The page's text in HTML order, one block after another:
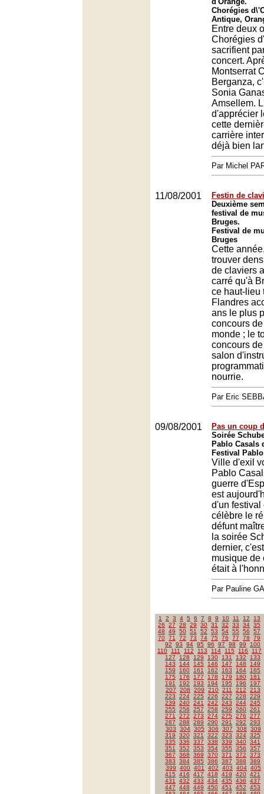
Chorégies
Antique,
Entre deux
Chorégies
sacrifient
concert.
Montserrat
Berganza,
Sonia
Amsellem.
d'apprécier
cette
carrière
déjà bien
Par Michel
11/08/2001
Festin de
Deuxième
festival de
Bruges.
Festival de
Bruges
Cette
trouver
de claviers
carré qu'à
ce haut-lieu
Flandres
ans le plus
concours
monde ; le
concours
salon
nourrie.
Par Eric
09/08/2001
Pas un coup
Soirée
Pablo Casals
Festival
Ville d'exil
Pablo
guerre
est
d'un festival
célèbre le
défunt
la soirée
dernier,
musique de
était à
Par Pauline
1 2 3 4 5 6 7 8 9 10 11 12
13
26
27 28 29 30 31 32 33 34 35
48
49 50 51 52 53 54 55 56
57
70 71 72 73 74 75 76 77 78
79
92
93 94 95 96 97 98 99
100
110
111 112 113 114 115 116
117
127
128 129 130 131 132
133
143
144 145 146 147 148
149
159
160 161 162 163 164
165
175
176 177 178 179 180
181
191
192 193 194 195 196
197
207
208 209 210 211 212
213
223
224 225 226 227 228
229
239
240 241 242 243 244 245
255
256 257 258 259 260 261
271
272 273 274 275 276
277
287
288 289 290 291 292
293
303
304 305 306 307 308
309
319
320 321 322 323 324 325
335
336 337 338 339 340 341
351
352 353 354 355 356
357
367
368 369 370 371 372
373
383
384 385 386 387 388
389
399
400 401 402 403 404 405
415
416 417 418 419 420 421
431
432 433 434 435 436
437
447
448 449 450 451 452
453